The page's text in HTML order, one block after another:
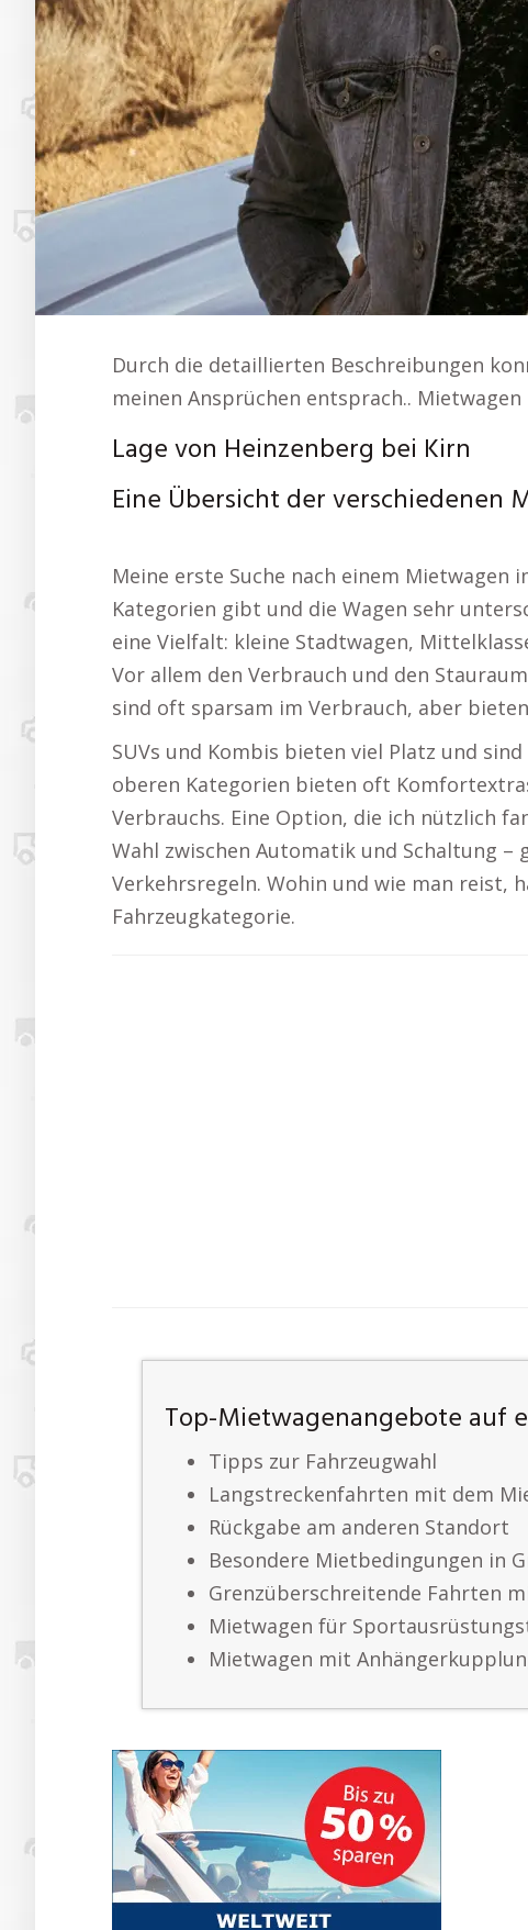
Durch die detaillierten Beschreibungen
meinen Ansprüchen entsprach..
Lage von Heinzenberg bei Kirn
Eine Übersicht der verschiedenen
Meine erste Suche nach einem Mietwagen
Kategorien gibt und die Wagen sehr
eine Vielfalt: kleine Stadtwagen,
Vor allem den Verbrauch und den
sind oft sparsam im Verbrauch, aber
SUVs und Kombis bieten viel Platz und
oberen Kategorien bieten oft
Verbrauchs. Eine Option, die ich nützlich
Wahl zwischen Automatik und Schaltung
Verkehrsregeln. Wohin und wie man reist,
Fahrzeugkategorie.
Top-Mietwagenangebote auf
Tipps zur Fahrzeugwahl
Langstreckenfahrten mit dem
Rückgabe am anderen Standort
Besondere Mietbedingungen in
Grenzüberschreitende Fahrten
Mietwagen für
Mietwagen mit